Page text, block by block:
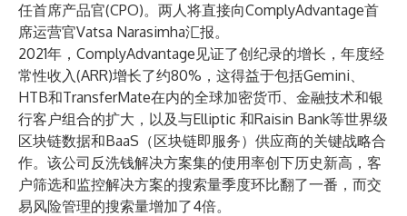
任首席产品官(CPO)。两人将直接向ComplyAdvantage首
席运营官Vatsa Narasimha汇报。
2021年，ComplyAdvantage见证了创纪录的增长，年度经
常性收入(ARR)增长了约80%，这得益于包括Gemini、
HTB和TransferMate在内的全球加密货币、金融技术和银
行客户组合的扩大，以及与Elliptic 和Raisin Bank等世界级
区块链数据和BaaS（区块链即服务）供应商的关键战略合
作。该公司反洗钱解决方案集的使用率创下历史新高， 客
户筛选和监控解决方案的搜索量季度环比翻了一番，而交
易风险管理的搜索量增加了4倍。